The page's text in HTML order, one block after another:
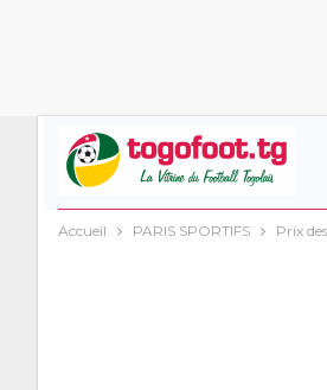
Accueil PARIS SPORTIFS Prix